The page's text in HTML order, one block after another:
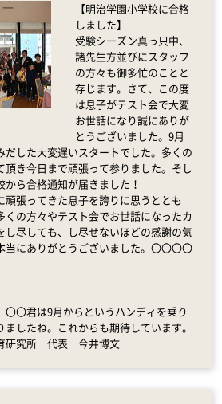
【明治学園小学校に合格
しました】
受験シーズン真っ只中、
諸先生方並びにスタッフ
の方々も御多忙のことと
存じます。さて、この度
は息子がテスト会で大変
お世話になり誠にありが
とうございました。9月
だした大変遅いスタートでした。多くの
頂き今日まで頑張って参りました。そし
ら合格通知が届きました！
頑張ってきた息子を誇りに思うととも
くの方々やテスト会でお世話になったカ
し尽しても、し尽せないほどの感謝の気
当にありがとうございました。〇〇〇〇
〇〇君は9月からというハンディを乗り
したね。これからも期待しています。
研究所 代表 今井博文